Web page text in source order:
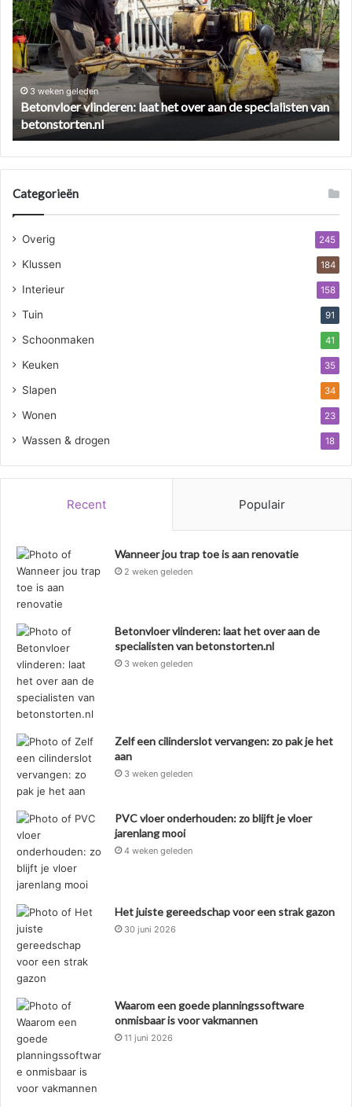
laat
het
over
aan
de
specialisten
van
betonstorten.nl
3 weken geleden
Betonvloer vlinderen: laat het over aan de specialisten van
betonstorten.nl
zo
Categorieën
Overig 245
Klussen 184
Interieur 158
Tuin 91
Schoonmaken 41
Keuken 35
Slapen 34
Wonen 23
Wassen & drogen 18
Recent Populair
Wanneer jou trap toe is aan renovatie
2 weken geleden
Betonvloer vlinderen: laat het over aan de
specialisten van betonstorten.nl
3 weken geleden
Zelf een cilinderslot vervangen: zo pak je het
aan
3 weken geleden
PVC vloer onderhouden: zo blijft je vloer
jarenlang mooi
4 weken geleden
Het juiste gereedschap voor een strak gazon
30 juni 2026
Waarom een goede planningssoftware
onmisbaar is voor vakmannen
11 juni 2026